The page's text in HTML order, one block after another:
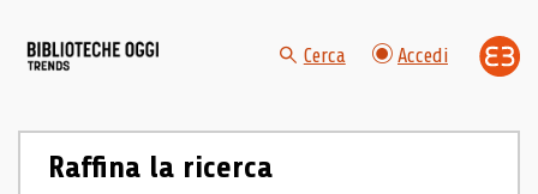
Cerca Accedi
Raffina la ricerca